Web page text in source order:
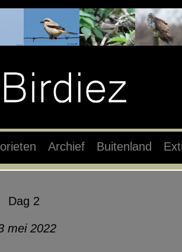
Archief Buitenland
Dag 2
mei 2022